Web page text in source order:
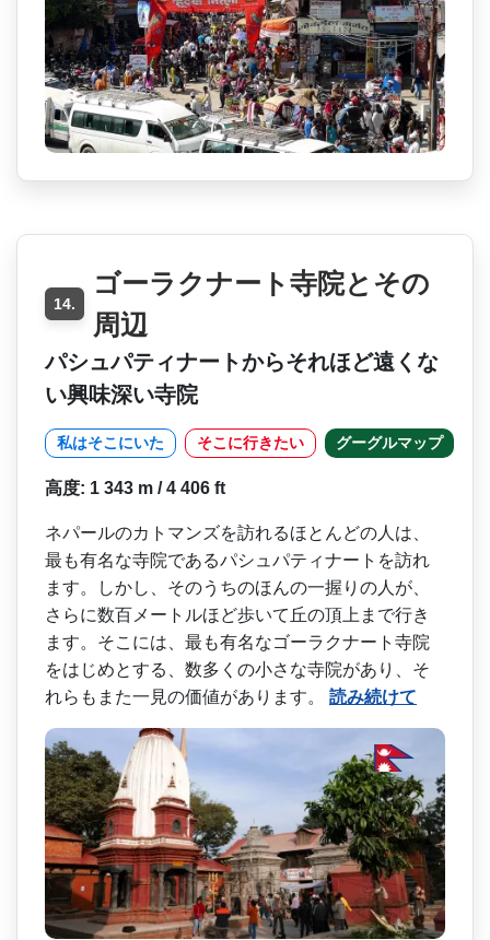
14.
ゴーラクナート寺院とその
周辺
パシュパティナートからそれほど遠くな
い興味深い寺院
私はそこにいた そこに行きたい グーグルマップ
高度: 1 343 m / 4 406 ft
ネパールのカトマンズを訪れ­るほとんどの人は、
最も有名な寺院であるパシュパテ­ィナートを訪れ
ます。しかし、そのうちのほんの一握­りの人が、
さらに数百メートルほど歩いて丘の頂上ま­で行き
ます。そこには、最も有名なゴーラクナート寺­院
をはじめとする、数多くの小さな寺院があり、そ
れ­らもまた一見の価値があります。 読み続けて